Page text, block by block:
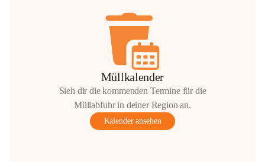
Müllkalender
Sieh dir die kommenden Termine für die
Müllabfuhr in deiner Region an.
Kalender ansehen